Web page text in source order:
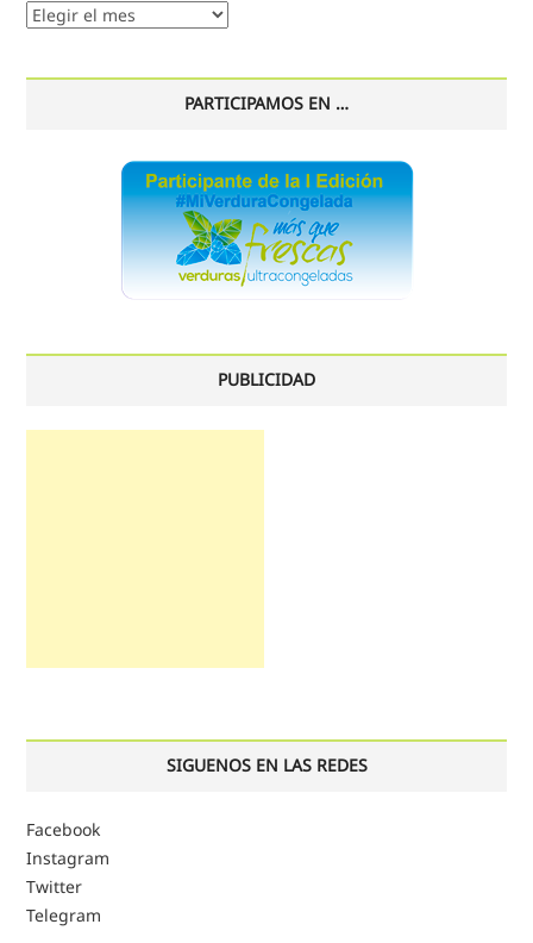
Nuestro
PARTICIPAMOS EN …
PUBLICIDAD
SIGUENOS EN LAS REDES
Facebook
Instagram
Twitter
Telegram